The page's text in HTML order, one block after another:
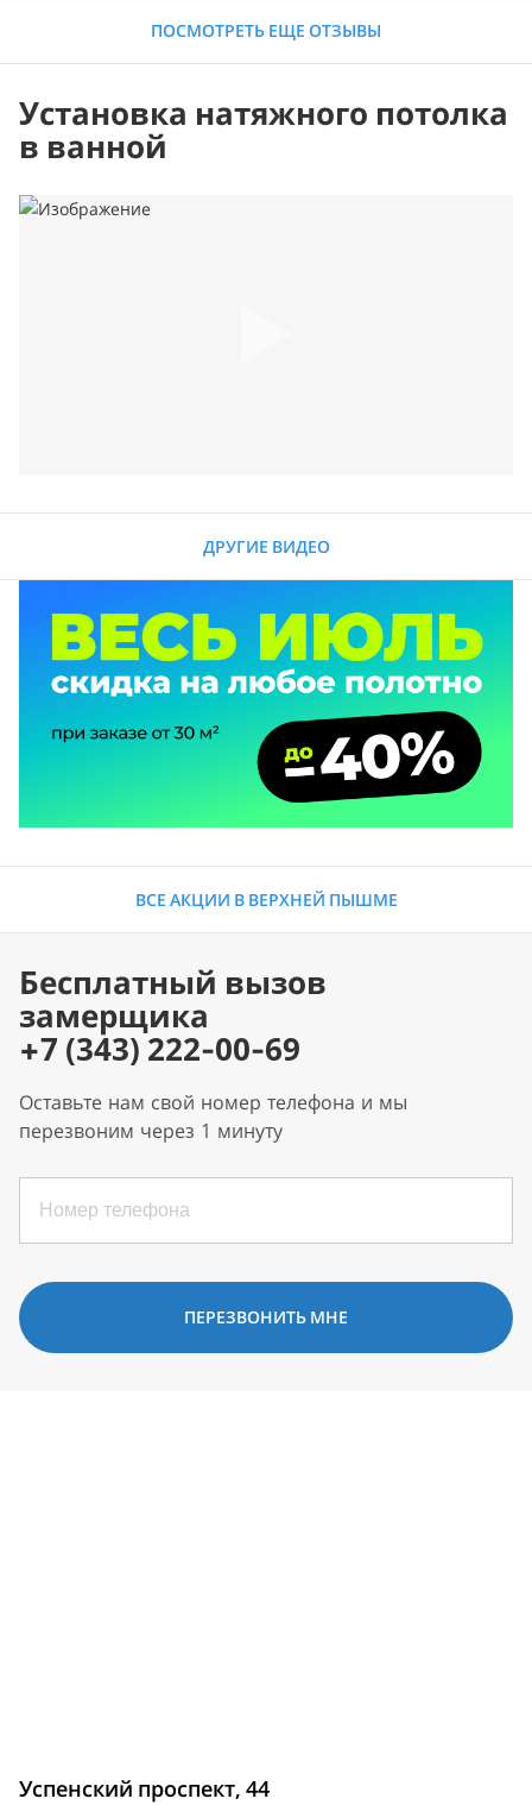
ПОСМОТРЕТЬ ЕЩЕ ОТЗЫВЫ
Установка натяжного потолка
в ванной
ДРУГИЕ ВИДЕО
ВСЕ АКЦИИ В ВЕРХНЕЙ ПЫШМЕ
Бесплатный вызов
замерщика
+7 (343) 222-00-69
Оставьте нам свой номер телефона и мы
перезвоним через 1 минуту
ПЕРЕЗВОНИТЬ МНЕ
Успенский проспект, 44